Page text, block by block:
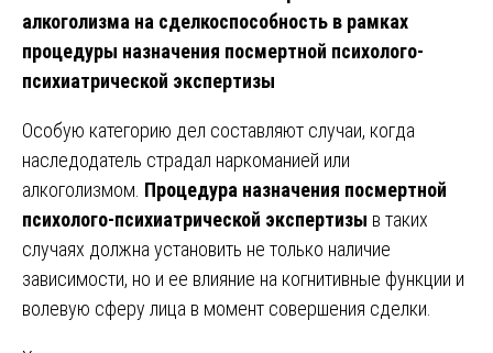
алкоголизма на сделкоспособность в рамках
процедуры назначения посмертной психолого-
психиатрической экспертизы
Особую категорию дел составляют случаи, когда
наследодатель страдал наркоманией или
алкоголизмом. Процедура назначения посмертной
психолого-психиатрической экспертизы в таких
случаях должна установить не только наличие
зависимости, но и ее влияние на когнитивные функции и
волевую сферу лица в момент совершения сделки.